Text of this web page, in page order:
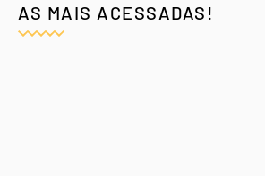
AS MAIS ACESSADAS!